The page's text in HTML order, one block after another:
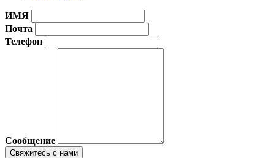
ИМЯ
Почта
Телефон
Сообщение